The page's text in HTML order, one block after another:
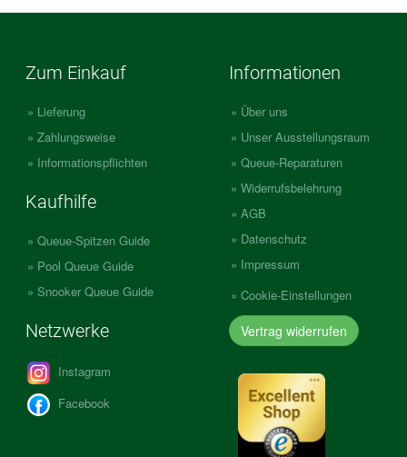
Zum Einkauf
Lieferung
Zahlungsweise
Informationspflichten
Kaufhilfe
Queue-Spitzen Guide
Pool Queue Guide
Snooker Queue Guide
Netzwerke
Instagram
Facebook
Informationen
Über uns
Unser Ausstellungsraum
Queue-Reparaturen
Widerrufsbelehrung
AGB
Datenschutz
Impressum
Cookie-Einstellungen
Vertrag widerrufen